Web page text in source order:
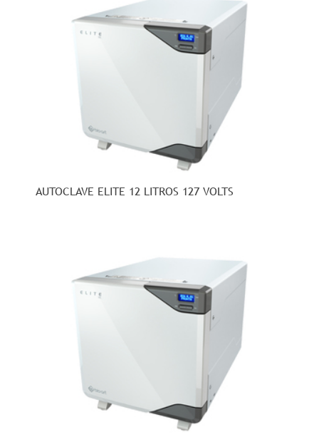
AUTOCLAVE ELITE 12 LITROS 127 VOLTS